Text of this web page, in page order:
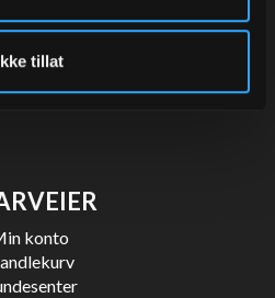
tillat
912 131 882 MVA
konto